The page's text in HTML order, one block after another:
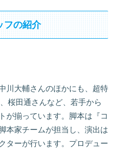
フの紹介
川大輔さんのほかにも、超特
桜田通さんなど、若手から
が揃っています。脚本は『コ
本家チームが担当し、演出は
ターが行います。プロデュー